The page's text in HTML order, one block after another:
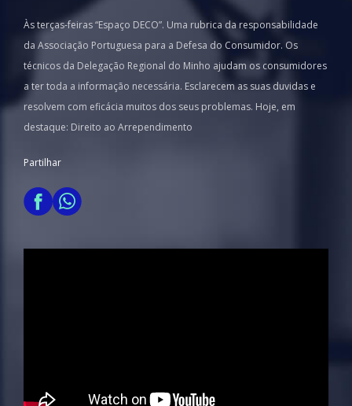
Às terças-feiras “Espaço DECO”. Uma rubrica da responsabilidade
da Associação Portuguesa para a Defesa do Consumidor. Os
técnicos da Delegação Regional do Minho ajudam os consumidores
a ter toda a informação necessária. Esclarecem as suas duvidas e
resolvem com eficácia muitos dos seus problemas. Hoje, em
destaque: Direito ao Arrependimento
Partilhar